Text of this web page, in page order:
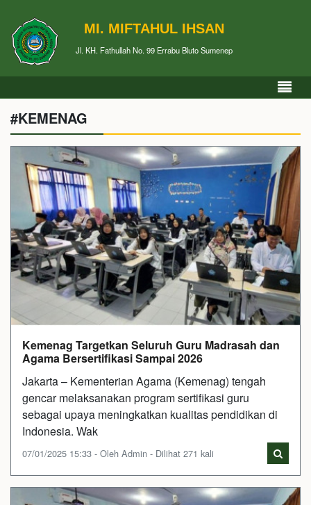
MI. MIFTAHUL IHSAN
Jl. KH. Fathullah No. 99 Errabu Bluto Sumenep
#KEMENAG
Kemenag Targetkan Seluruh Guru Madrasah dan
Agama Bersertifikasi Sampai 2026
Jakarta – Kementerian Agama (Kemenag) tengah
gencar melaksanakan program sertifikasi guru
sebagai upaya meningkatkan kualitas pendidikan di
Indonesia. Wak
07/01/2025 15:33 - Oleh Admin - Dilihat 271 kali